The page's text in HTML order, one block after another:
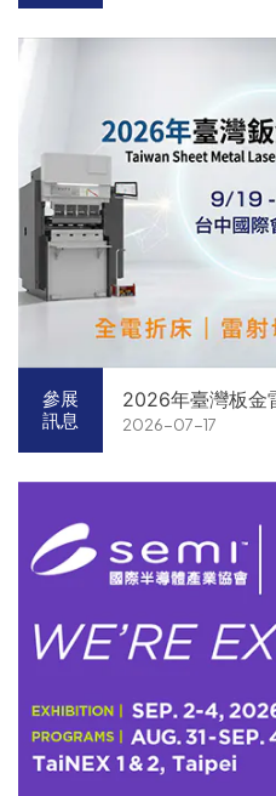
參展
訊息
2026年臺灣板金
2026-07-17